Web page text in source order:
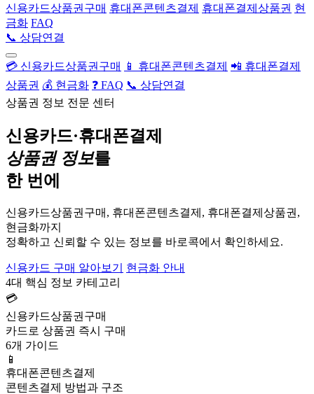
신용카드상품권구매 휴대폰콘텐츠결제 휴대폰결제상품권 현
금화 FAQ
📞 상담연결
💳 신용카드상품권구매 📱 휴대폰콘텐츠결제 📲 휴대폰결제
상품권 💰 현금화 ❓ FAQ 📞 상담연결
상품권 정보 전문 센터
신용카드·휴대폰결제
상품권 정보를
한 번에
신용카드상품권구매, 휴대폰콘텐츠결제, 휴대폰결제상품권,
현금화까지
정확하고 신뢰할 수 있는 정보를 바로콕에서 확인하세요.
신용카드 구매 알아보기
현금화 안내
4대 핵심 정보 카테고리
💳
신용카드상품권구매
카드로 상품권 즉시 구매
6개 가이드
📱
휴대폰콘텐츠결제
콘텐츠결제 방법과 구조